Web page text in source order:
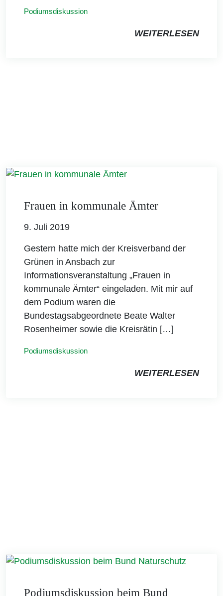
Podiumsdiskussion
WEITERLESEN
Frauen in kommunale Ämter
9. Juli 2019
Gestern hatte mich der Kreisverband der
Grünen in Ansbach zur
Informationsveranstaltung „Frauen in
kommunale Ämter“ eingeladen. Mit mir auf
dem Podium waren die
Bundestagsabgeordnete Beate Walter
Rosenheimer sowie die Kreisrätin […]
Podiumsdiskussion
WEITERLESEN
Podiumsdiskussion beim Bund